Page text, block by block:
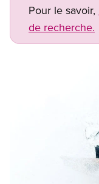
Pour le savoir,
de recherche.